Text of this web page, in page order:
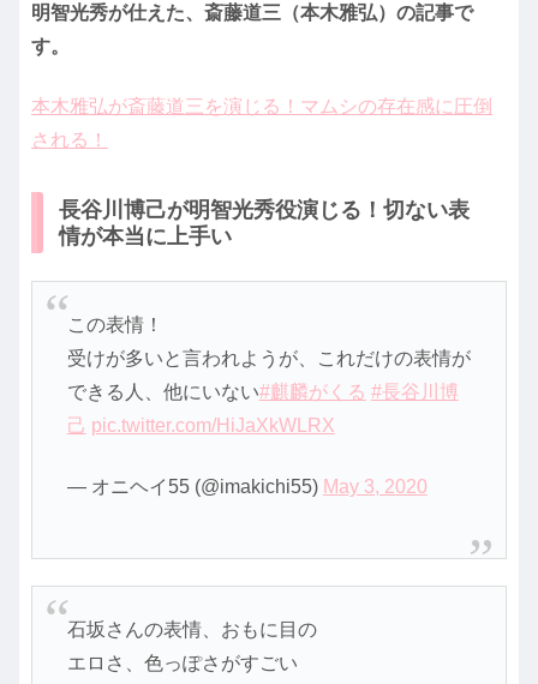
明智光秀が仕えた、斎藤道三（本木雅弘）の記事で
す。
本木雅弘が斎藤道三を演じる！マムシの存在感に圧倒
される！
長谷川博己が明智光秀役演じる！切ない表
情が本当に上手い
この表情！
受けが多いと言われようが、これだけの表情が
できる人、他にいない#麒麟がくる #長谷川博
己 pic.twitter.com/HiJaXkWLRX
— オニヘイ55 (@imakichi55) May 3, 2020
石坂さんの表情、おもに目の
エロさ、色っぽさがすごい